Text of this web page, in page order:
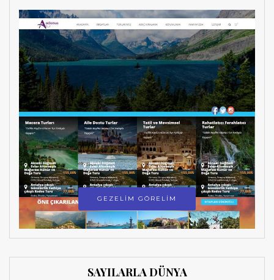
GEZELİM GÖRELİM
SAYILARLA DÜNYA